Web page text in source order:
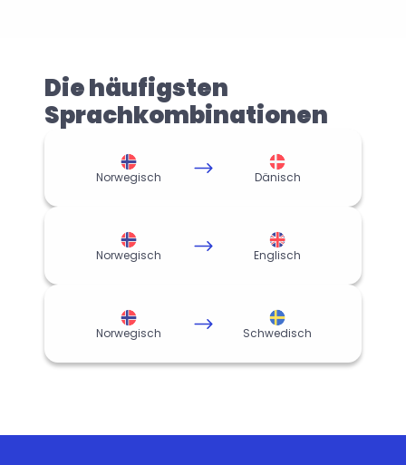
Die häufigsten
Sprachkombinationen
Norwegisch Dänisch
Norwegisch Englisch
Norwegisch Schwedisch